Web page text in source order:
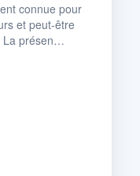
connue pour
et peut-être
La présen…